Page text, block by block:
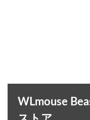
WLmouse